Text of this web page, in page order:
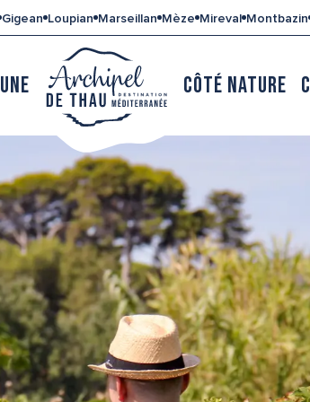
Gigean Loupian Marseillan Mèze Mireval Montbazin
CÔTÉ NATURE